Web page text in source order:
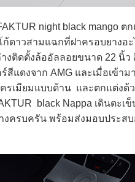
night black mango ต
ดาวสามแฉกที่ฝาครอบยางอ
งติดตั้งล้ออัลลอยขนาด 22 นิ้
แดงจาก AMG และเมื่อเข้า
รเมียมแบบด้าน และตกแต่ง
black Nappa เดินตะเ
งครบครัน พร้อมส่งมอบประ